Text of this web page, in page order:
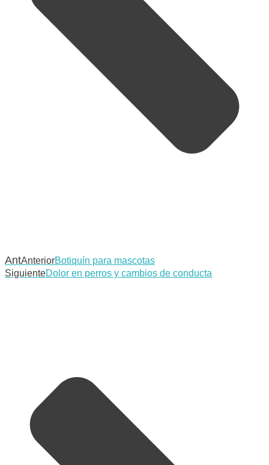
AntAnteriorBotiquín para mascotas
SiguienteDolor en perros y cambios de conducta